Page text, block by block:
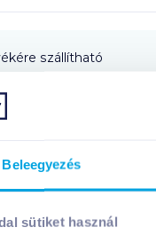
Beleegyezés
sütiket használ
szállítható
szállítható!